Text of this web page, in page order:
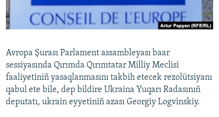
QOŞULIÑIZ!
RFE/RS bütün saytları
Avropa Şurası Parlament assambleyası baar
sessiyasında Qırımda Qırımtatar Milliy Meclisi
faaliyetiniñ yasaqlanmasını takbih etecek rezolütsiyanı
qabul ete bile, dep bildire Ukraina Yuqarı Radasınıñ
deputatı, ukrain eyyetiniñ azası Georgiy Logvinskiy.